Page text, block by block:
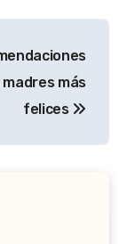
más
felices